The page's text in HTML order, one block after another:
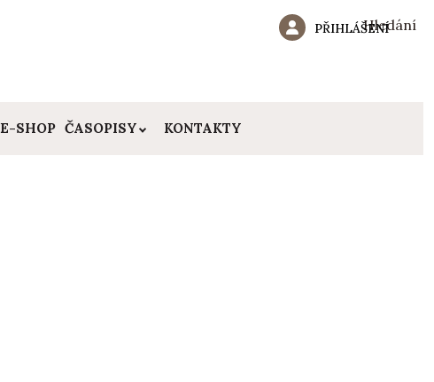
Hledání
PŘIHLÁŠENÍ
E-SHOP ČASOPISY KONTAKTY